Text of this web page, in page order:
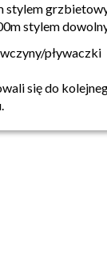
stylem
stylem
się do